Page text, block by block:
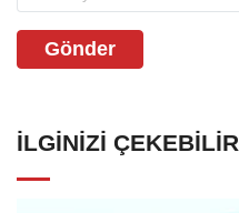
Gönder
İLGINIZI ÇEKEBILIR